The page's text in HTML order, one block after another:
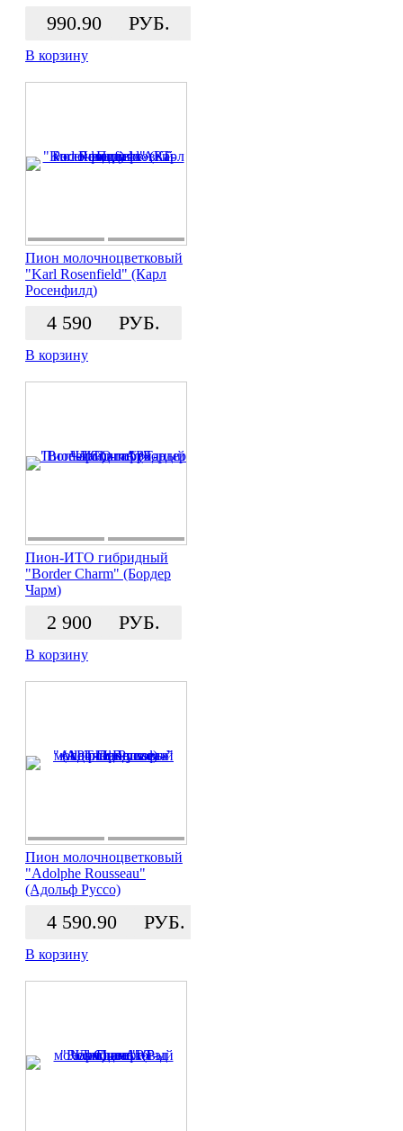
990.90 РУБ.
В корзину
Пион молочноцветковый
"Karl Rosenfield" (Карл
Росенфилд)
4 590 РУБ.
В корзину
Пион-ИТО гибридный
"Border Charm" (Бордер
Чарм)
2 900 РУБ.
В корзину
Пион молочноцветковый
"Adolphe Rousseau"
(Адольф Руссо)
4 590.90 РУБ.
В корзину